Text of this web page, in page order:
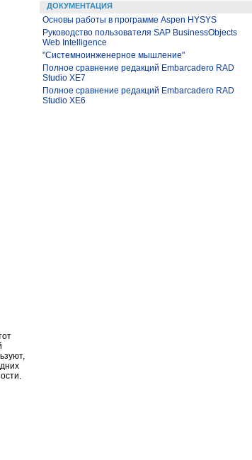
ДОКУМЕНТАЦИЯ
Основы работы в программе Aspen HYSYS
Руководство пользователя SAP BusinessObjects
Web Intelligence
"Системноинженерное мышление"
Полное сравнение редакций Embarcadero RAD
Studio XE7
Полное сравнение редакций Embarcadero RAD
Studio XE6